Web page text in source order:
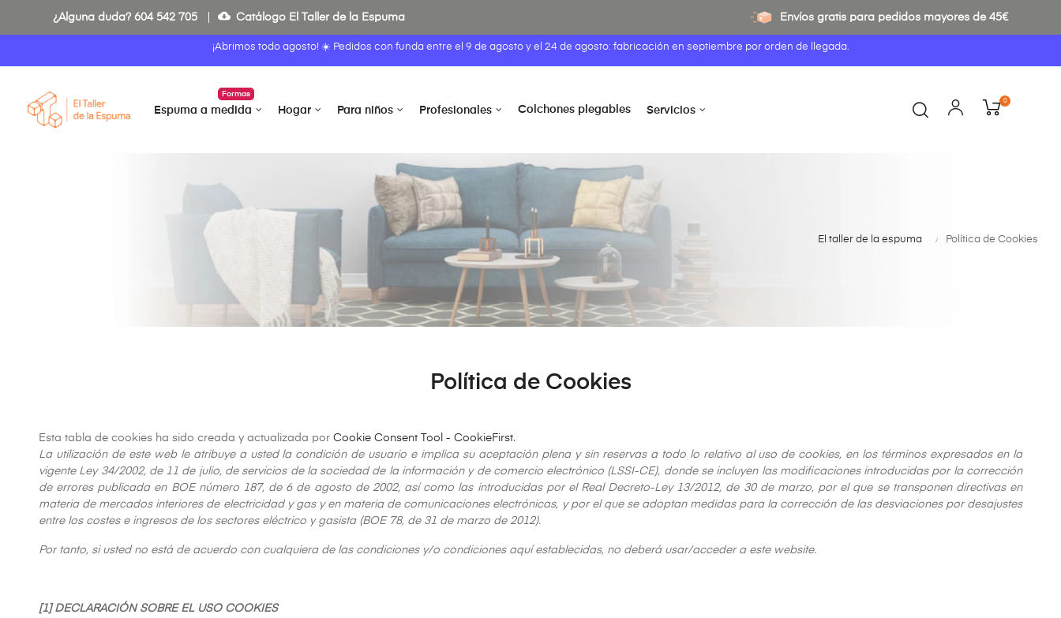
¿Alguna duda? 604 542 705 cloud_download Catálogo El Taller de la Espuma Envíos gratis para pedidos mayores de 45€
¡Abrimos todo agosto! ☀️ Pedidos con funda entre el 9 de agostoy el 24 de agosto: fabricación en septiembre por orden de llegada.
Formas
Espuma a medida Hogar Para niños Profesionales Colchones plegables Servicios
0
El taller de la espuma Política de Cookies
Política de Cookies
Esta tabla de cookies ha sido creada y actualizada por Cookie Consent Tool - CookieFirst.
La utilización de este web le atribuye a usted la condición de usuario e implica su aceptación plena y sin reservas a todo lo relativo al uso de cookies, en los términos expresados en la
vigente Ley 34/2002, de 11 de julio, de servicios de la sociedad de la información y de comercio electrónico (LSSI-CE), donde se incluyen las modificaciones introducidas por la corrección
de errores publicada en BOE número 187, de 6 de agosto de 2002, así como las introducidas por el Real Decreto-Ley 13/2012, de 30 de marzo, por el que se transponen directivas en
materia de mercados interiores de electricidad y gas y en materia de comunicaciones electrónicas, y por el que se adoptan medidas para la corrección de las desviaciones por desajustes
entre los costes e ingresos de los sectores eléctrico y gasista (BOE 78, de 31 de marzo de 2012).
Por tanto, si usted no está de acuerdo con cualquiera de las condiciones y/o condiciones aquí establecidas, no deberá usar/acceder a este website.
[1] DECLARACIÓN SOBRE EL USO COOKIES